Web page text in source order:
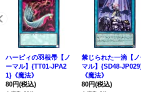
ハーピィの羽根帚【ノ
ーマル】{TT01-JPA2
1}《魔法》
80円(税込)
禁じられた一滴【
マル】{SD48-
《魔法》
80円(税込)